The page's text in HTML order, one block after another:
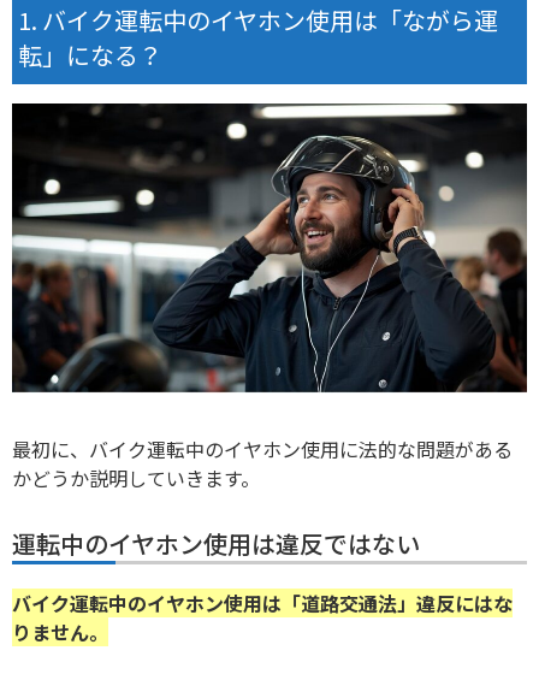
バイク運転中のイヤホン使用は「ながら運
転」になる？
最初に、バイク運転中のイヤホン使用に法的な問題がある
かどうか説明していきます。
運転中のイヤホン使用は違反ではない
バイク運転中のイヤホン使用は「道路交通法」違反にはな
りません。